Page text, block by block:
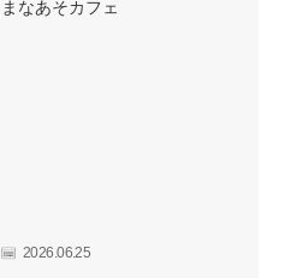
まなあそカフェ
2026.06.25